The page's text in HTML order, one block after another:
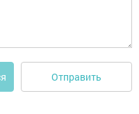
Отправить